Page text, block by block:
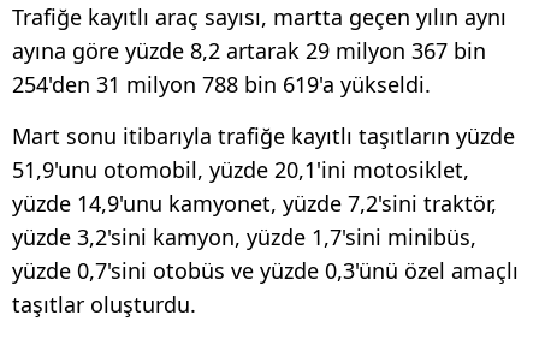
Trafiğe kayıtlı araç sayısı, martta geçen yılın aynı
ayına göre yüzde 8,2 artarak 29 milyon 367 bin
254'den 31 milyon 788 bin 619'a yükseldi.
Mart sonu itibarıyla trafiğe kayıtlı taşıtların yüzde
51,9'unu otomobil, yüzde 20,1'ini motosiklet,
yüzde 14,9'unu kamyonet, yüzde 7,2'sini traktör,
yüzde 3,2'sini kamyon, yüzde 1,7'sini minibüs,
yüzde 0,7'sini otobüs ve yüzde 0,3'ünü özel amaçlı
taşıtlar oluşturdu.